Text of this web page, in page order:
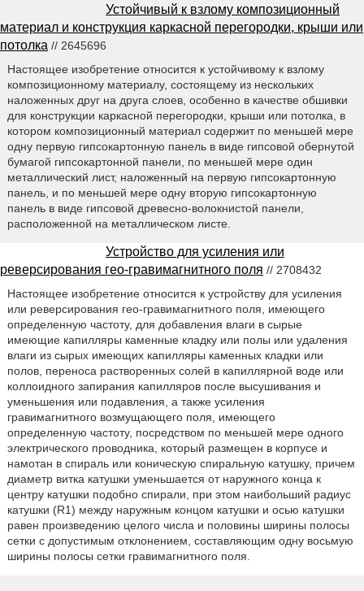
Устойчивый к взлому композиционный
материал и конструкция каркасной перегородки, крыши или
потолка // 2645696
Настоящее изобретение относится к устойчивому к взлому
композиционному материалу, состоящему из нескольких
наложенных друг на друга слоев, особенно в качестве обшивки
для конструкции каркасной перегородки, крыши или потолка, в
котором композиционный материал содержит по меньшей мере
одну первую гипсокартонную панель в виде гипсовой обернутой
бумагой гипсокартонной панели, по меньшей мере один
металлический лист, наложенный на первую гипсокартонную
панель, и по меньшей мере одну вторую гипсокартонную
панель в виде гипсовой древесно-волокнистой панели,
расположенной на металлическом листе.
Устройство для усиления или
реверсирования гео-гравимагнитного поля // 2708432
Настоящее изобретение относится к устройству для усиления
или реверсирования гео-гравимагнитного поля, имеющего
определенную частоту, для добавления влаги в сырые
имеющие капилляры каменные кладку или полы или удаления
влаги из сырых имеющих капилляры каменных кладки или
полов, переноса растворенных солей в капиллярной воде или
коллоидного запирания капилляров после высушивания и
уменьшения или подавления, а также усиления
гравимагнитного возмущающего поля, имеющего
определенную частоту, посредством по меньшей мере одного
электрического проводника, который размещен в корпусе и
намотан в спираль или коническую спиральную катушку, причем
диаметр витка катушки уменьшается от наружного конца к
центру катушки подобно спирали, при этом наибольший радиус
катушки (R1) между наружным концом катушки и осью катушки
равен произведению целого числа и половины ширины полосы
сетки с допустимым отклонением, составляющим одну восьмую
ширины полосы сетки гравимагнитного поля.